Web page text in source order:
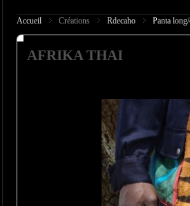
Accueil Créations Rdecaho Panta
AFRIKA THAI